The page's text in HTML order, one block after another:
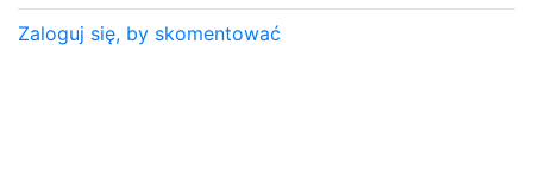
Zaloguj się, by skomentować